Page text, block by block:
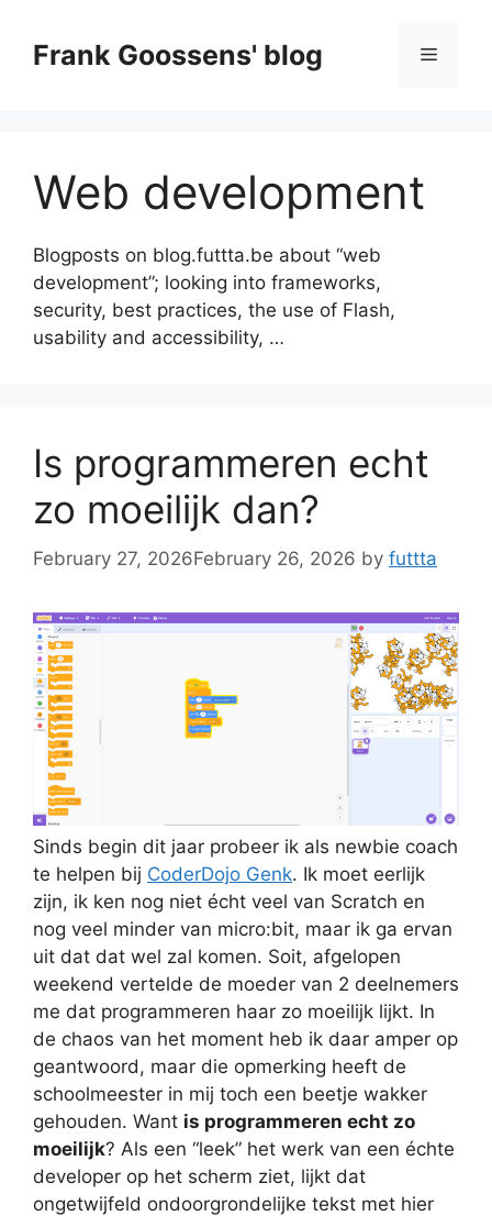
contentFrank Goossens' blog Menu
Web development
Blogposts on blog.futtta.be about “web
development”; looking into frameworks,
security, best practices, the use of Flash,
usability and accessibility, …
Is programmeren echt
zo moeilijk dan?
February 27, 2026February 26, 2026 by futtta
Sinds begin dit jaar probeer ik als newbie coach
te helpen bij CoderDojo Genk. Ik moet eerlijk
zijn, ik ken nog niet écht veel van Scratch en
nog veel minder van micro:bit, maar ik ga ervan
uit dat dat wel zal komen. Soit, afgelopen
weekend vertelde de moeder van 2 deelnemers
me dat programmeren haar zo moeilijk lijkt. In
de chaos van het moment heb ik daar amper op
geantwoord, maar die opmerking heeft de
schoolmeester in mij toch een beetje wakker
gehouden. Want is programmeren echt zo
moeilijk? Als een “leek” het werk van een échte
developer op het scherm ziet, lijkt dat
ongetwijfeld ondoorgrondelijke tekst met hier